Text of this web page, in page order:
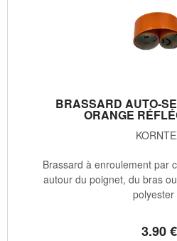
BRASSARD AUTO-
ORANGE
3.90€
Brassard à enroulement par
autour du poignet, du bras
polyester